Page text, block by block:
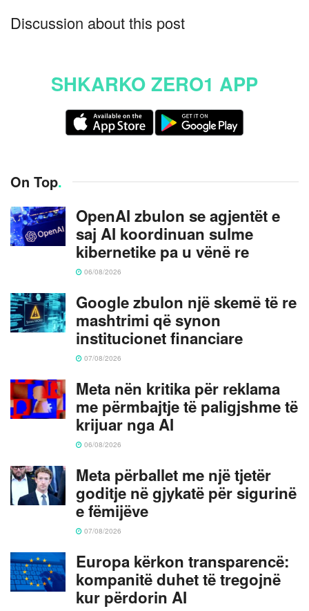
Discussion about this post
SHKARKO ZERO1 APP
On Top.
OpenAI zbulon se agjentët e
saj AI koordinuan sulme
kibernetike pa u vënë re
06/08/2026
Google zbulon një skemë të re
mashtrimi që synon
institucionet financiare
07/08/2026
Meta nën kritika për reklama
me përmbajtje të paligjshme të
krijuar nga AI
06/08/2026
Meta përballet me një tjetër
goditje në gjykatë për sigurinë
e fëmijëve
07/08/2026
Europa kërkon transparencë:
kompanitë duhet të tregojnë
kur përdorin AI